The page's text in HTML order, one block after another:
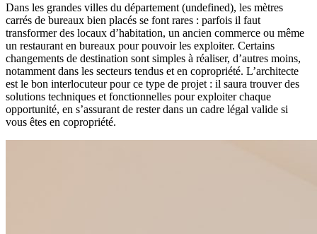
Dans les grandes villes du département (undefined), les mètres
carrés de bureaux bien placés se font rares : parfois il faut
transformer des locaux d’habitation, un ancien commerce ou même
un restaurant en bureaux pour pouvoir les exploiter. Certains
changements de destination sont simples à réaliser, d’autres moins,
notamment dans les secteurs tendus et en copropriété. L’architecte
est le bon interlocuteur pour ce type de projet : il saura trouver des
solutions techniques et fonctionnelles pour exploiter chaque
opportunité, en s’assurant de rester dans un cadre légal valide si
vous êtes en copropriété.